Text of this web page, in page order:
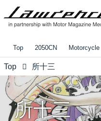
Top 2050CN Motorcycle
Top 所十三
所十三